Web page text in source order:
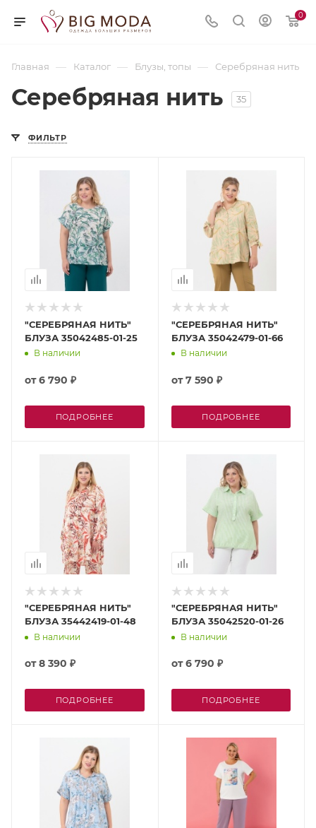
0
Главная — Каталог — Блузы, топы — Серебряная нить
Серебряная нить 35
ФИЛЬТР
"СЕРЕБРЯНАЯ НИТЬ"
БЛУЗА 35042485-01-25
В наличии
от6 790 ₽
ПОДРОБНЕЕ
"СЕРЕБРЯНАЯ НИТЬ"
БЛУЗА 35042479-01-66
В наличии
от7 590 ₽
ПОДРОБНЕЕ
"СЕРЕБРЯНАЯ НИТЬ"
БЛУЗА 35442419-01-48
В наличии
от8 390 ₽
ПОДРОБНЕЕ
"СЕРЕБРЯНАЯ НИТЬ"
БЛУЗА 35042520-01-26
В наличии
от6 790 ₽
ПОДРОБНЕЕ